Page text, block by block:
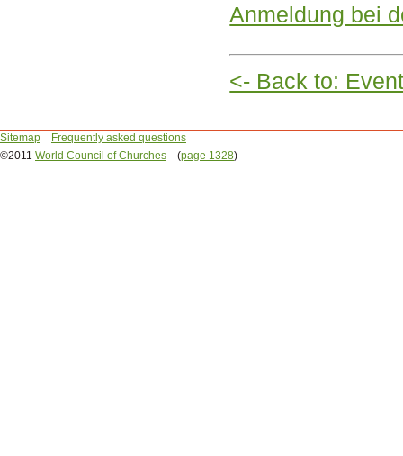
Anmeldung bei
<- Back to:
Sitemap
Frequently asked questions
©2011 World Council of Churches (page 1328)